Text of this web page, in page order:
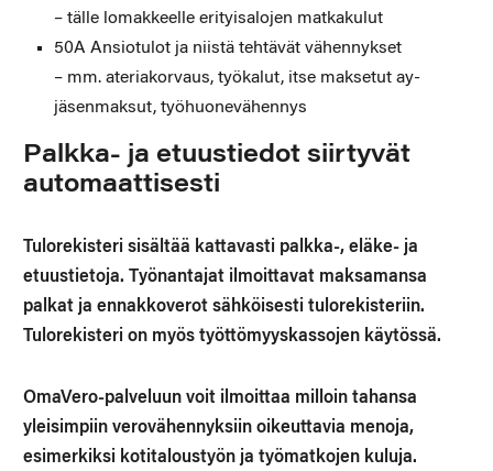
– tälle lomakkeelle erityisalojen matkakulut
50A Ansiotulot ja niistä tehtävät vähennykset
– mm. ateriakorvaus, työkalut, itse maksetut ay-
jäsenmaksut, työhuonevähennys
Palkka- ja etuustiedot siirtyvät
automaattisesti
Tulorekisteri sisältää kattavasti palkka-, eläke- ja
etuustietoja. Työnantajat ilmoittavat maksamansa
palkat ja ennakkoverot sähköisesti tulorekisteriin.
Tulorekisteri on myös työttömyyskassojen käytössä.
OmaVero-palveluun voit ilmoittaa milloin tahansa
yleisimpiin verovähennyksiin oikeuttavia menoja,
esimerkiksi kotitaloustyön ja työmatkojen kuluja.